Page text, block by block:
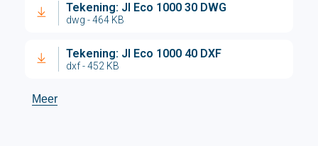
Tekening: JI Eco 1000 30 DWG
dwg - 464 KB
Tekening: JI Eco 1000 40 DXF
dxf - 452 KB
Meer